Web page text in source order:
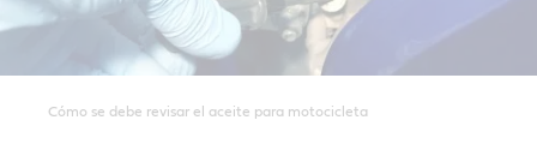
Cómo se debe revisar el aceite para motocicleta